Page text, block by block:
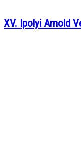
XV. Ipolyi Arnold